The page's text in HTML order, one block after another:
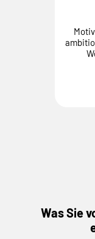
Was Sie